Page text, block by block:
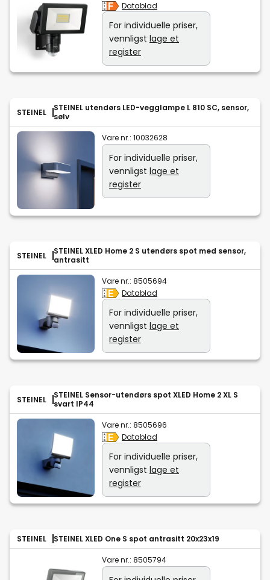
Datablad
For individuelle priser,
vennligst lage et
register
STEINEL
STEINEL utendørs LED-vegglampe L 810 SC, sensor,
sølv
Vare nr.: 10032628
For individuelle priser,
vennligst lage et
register
STEINEL
STEINEL XLED Home 2 S utendørs spot med sensor,
antrasitt
Vare nr.: 8505694
Datablad
For individuelle priser,
vennligst lage et
register
STEINEL
STEINEL Sensor-utendørs spot XLED Home 2 XL S
svart IP44
Vare nr.: 8505696
Datablad
For individuelle priser,
vennligst lage et
register
STEINEL STEINEL XLED One S spot antrasitt 20x23x19
Vare nr.: 8505794